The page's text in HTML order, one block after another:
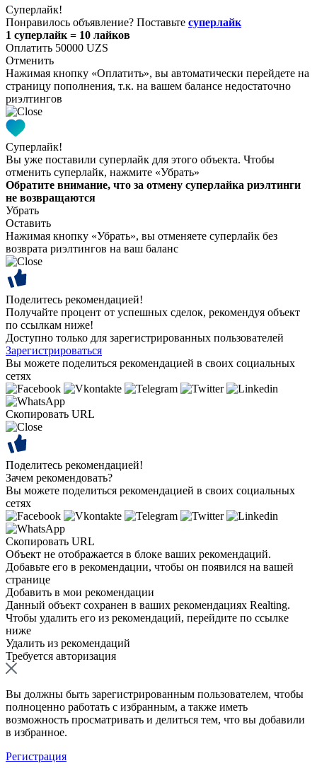
Суперлайк!
Понравилось объявление? Поставьте суперлайк
1 суперлайк = 10 лайков
Оплатить 50000 UZS
Отменить
Нажимая кнопку «Оплатить», вы автоматически перейдете на
страницу пополнения, т.к. на вашем балансе недостаточно
риэлтингов
Суперлайк!
Вы уже поставили суперлайк для этого объекта. Чтобы
отменить суперлайк, нажмите «Убрать»
Обратите внимание, что за отмену суперлайка риэлтинги
не возвращаются
Убрать
Оставить
Нажимая кнопку «Убрать», вы отменяете суперлайк без
возврата риэлтингов на ваш баланс
Поделитесь рекомендацией!
Получайте процент от успешных сделок, рекомендуя объект
по ссылкам ниже!
Доступно только для зарегистрированных пользователей
Зарегистрироваться
Вы можете поделиться рекомендацией в своих социальных
сетях
Скопировать URL
Поделитесь рекомендацией!
Зачем рекомендовать?
Вы можете поделиться рекомендацией в своих социальных
сетях
Скопировать URL
Объект не отображается в блоке ваших рекомендаций.
Добавьте его в рекомендации, чтобы он появился на вашей
странице
Добавить в мои рекомендации
Данный объект сохранен в ваших рекомендациях Realting.
Чтобы удалить его из рекомендаций, перейдите по ссылке
ниже
Удалить из рекомендаций
Требуется авторизация
Вы должны быть зарегистрированным пользователем, чтобы
полноценно работать с избранным, а также иметь
возможность просматривать и делиться тем, что вы добавили
в избранное.
Регистрация